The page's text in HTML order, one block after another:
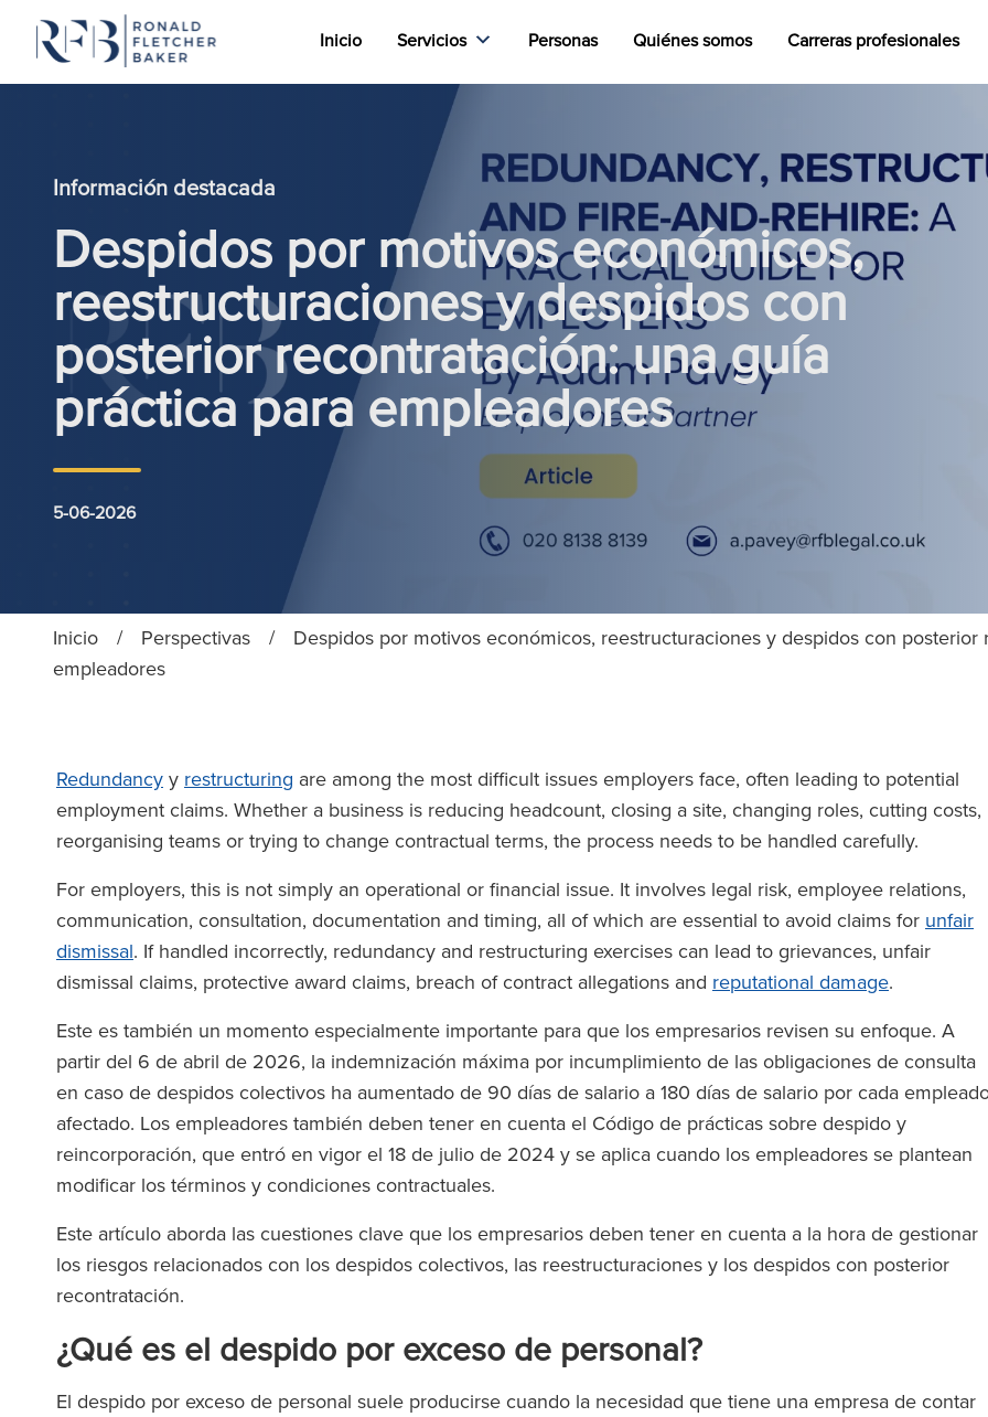
Inicio Servicios Personas Quiénes somos Carreras profesionales
Información destacada
Despidos por motivos económicos,
reestructuraciones y despidos con
posterior recontratación: una guía
práctica para empleadores
5-06-2026
Inicio / Perspectivas /
Despidos por motivos económicos, reestructuraciones y despidos con
empleadores
Redundancy y restructuring are among the most difficult issues employers face, often leading to potential
employment claims. Whether a business is reducing headcount, closing a site, changing roles, cutting costs,
reorganising teams or trying to change contractual terms, the process needs to be handled carefully.
For employers, this is not simply an operational or financial issue. It involves legal risk, employee relations,
communication, consultation, documentation and timing, all of which are essential to avoid claims for unfair
dismissal. If handled incorrectly, redundancy and restructuring exercises can lead to grievances, unfair
dismissal claims, protective award claims, breach of contract allegations and reputational damage.
Este es también un momento especialmente importante para que los empresarios revisen su enfoque. A
partir del 6 de abril de 2026, la indemnización máxima por incumplimiento de las obligaciones de consulta
en caso de despidos colectivos ha aumentado de 90 días de salario a 180 días de salario por cada
afectado. Los empleadores también deben tener en cuenta el Código de prácticas sobre despido y
reincorporación, que entró en vigor el 18 de julio de 2024 y se aplica cuando los empleadores se plantean
modificar los términos y condiciones contractuales.
Este artículo aborda las cuestiones clave que los empresarios deben tener en cuenta a la hora de gestionar
los riesgos relacionados con los despidos colectivos, las reestructuraciones y los despidos con posterior
recontratación.
¿Qué es el despido por exceso de personal?
El despido por exceso de personal suele producirse cuando la necesidad que tiene una empresa de contar